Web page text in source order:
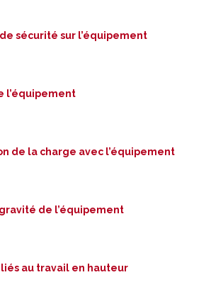
sécurité sur l’équipement
l’équipement
de la charge avec l’équipement
de l’équipement
au travail en hauteur